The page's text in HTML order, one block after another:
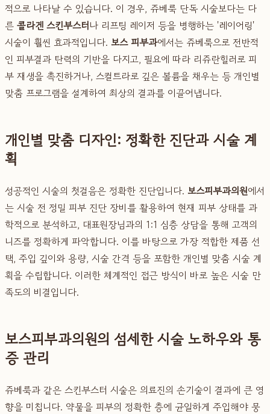
적으로 나타날 수 있습니다. 이 경우, 쥬베룩 단독 시술보다는 다
른 콜라겐 스킨부스터나 리프팅 레이저 등을 병행하는 '레이어링'
시술이 훨씬 효과적입니다. 보스 피부과에서는 쥬베룩으로 전반적
인 피부결과 탄력의 기반을 다지고, 필요에 따라 리쥬란힐러로 피
부 재생을 촉진하거나, 스컬트라로 깊은 볼륨을 채우는 등 개인별
맞춤 프로그램을 설계하여 최상의 결과를 이끌어냅니다.
개인별 맞춤 디자인: 정확한 진단과 시술 계
획
성공적인 시술의 첫걸음은 정확한 진단입니다. 보스피부과의원에서
는 시술 전 정밀 피부 진단 장비를 활용하여 현재 피부 상태를 과
학적으로 분석하고, 대표원장님과의 1:1 심층 상담을 통해 고객의
니즈를 정확하게 파악합니다. 이를 바탕으로 가장 적합한 제품 선
택, 주입 깊이와 용량, 시술 간격 등을 포함한 개인별 맞춤 시술 계
획을 수립합니다. 이러한 체계적인 접근 방식이 바로 높은 시술 만
족도의 비결입니다.
보스피부과의원의 섬세한 시술 노하우와 통
증 관리
쥬베룩과 같은 스킨부스터 시술은 의료진의 손기술이 결과에 큰 영
향을 미칩니다. 약물을 피부의 정확한 층에 균일하게 주입해야 뭉